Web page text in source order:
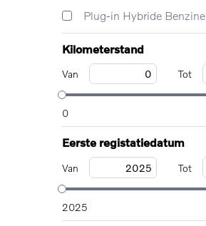
Plug-in Hybride Benzine
Kilometerstand
Van Tot
0
Eerste registatiedatum
Van Tot
2025